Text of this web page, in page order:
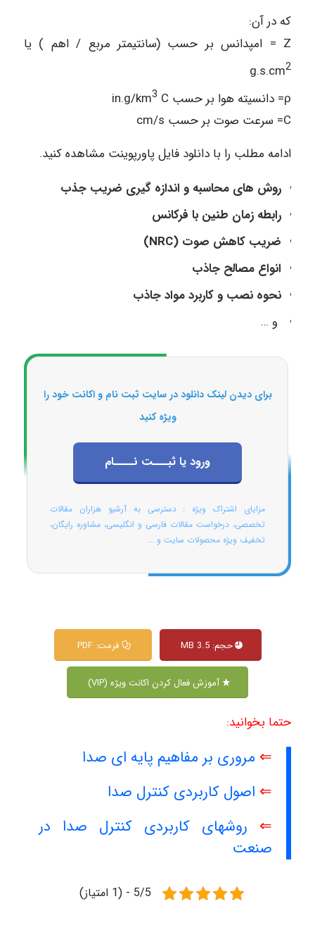
که در آن:
Z = امپدانس بر حسب (سانتیمتر مربع / اهم ) یا
g.s.cm2
ρ= دانسیته هوا بر حسب in.g/km 3 C
C= سرعت صوت بر حسب cm/s
ادامه مطلب را با دانلود فایل پاورپوینت مشاهده کنید.
روش های محاسبه و اندازه گیری ضریب جذب
رابطه زمان طنین با فرکانس
ضریب کاهش صوت (NRC)
انواع مصالح جاذب
نحوه نصب و کاربرد مواد جاذب
و …
برای دیدن لینک دانلود در سایت ثبت نام و اکانت خود را
ویژه کنید
ورود یا ثبـــت نــــام
مزایای اشتراک ویژه : دسترسی به آرشیو هزاران مقالات
تخصصی، درخواست مقالات فارسی و انگلیسی، مشاوره رایگان،
تخفیف ویژه محصولات سایت و ...
حجم: 3.5 MB فرمت: PDF
آموزش فعال کردن اکانت ویژه (VIP)
حتما بخوانید:
⇐ مروری بر مفاهیم پایه ای صدا
⇐ اصول کاربردی کنترل صدا
⇐ روشهای کاربردی کنترل صدا در
صنعت
5/5 - (1 امتیاز)